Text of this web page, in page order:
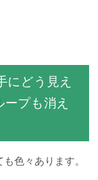
にどう見え
プも消え
色々あります。